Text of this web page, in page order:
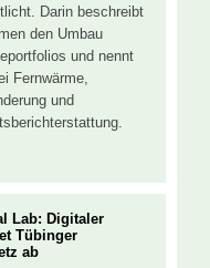
Darin beschreibt
den Umbau
und nennt
Fernwärme,
und
Lab: Digitaler
Tübinger
ab